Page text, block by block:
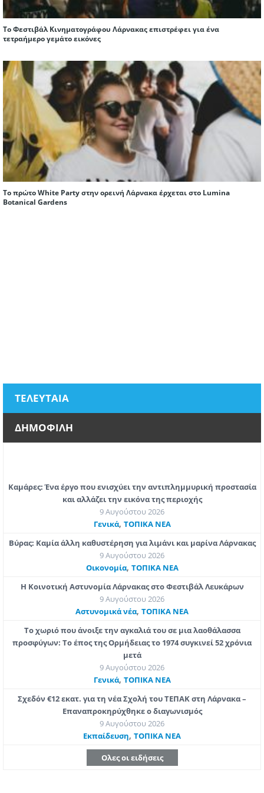
Το Φεστιβάλ Κινηματογράφου Λάρνακας επιστρέφει για ένα
τετραήμερο γεμάτο εικόνες
Το πρώτο White Party στην ορεινή Λάρνακα έρχεται στο Lumina
Botanical Gardens
ΤΕΛΕΥΤΑΙΑ
ΔΗΜΟΦΙΛΗ
Καμάρες: Ένα έργο που ενισχύει την αντιπλημμυρική προστασία
και αλλάζει την εικόνα της περιοχής
9 Αυγούστου 2026
Γενικά, ΤΟΠΙΚΑ ΝΕΑ
Βύρας: Καμία άλλη καθυστέρηση για λιμάνι και μαρίνα Λάρνακας
9 Αυγούστου 2026
Οικονομία, ΤΟΠΙΚΑ ΝΕΑ
Η Κοινοτική Αστυνομία Λάρνακας στο Φεστιβάλ Λευκάρων
9 Αυγούστου 2026
Aστυνομικά νέα, ΤΟΠΙΚΑ ΝΕΑ
Το χωριό που άνοιξε την αγκαλιά του σε μια λαοθάλασσα
προσφύγων: Το έπος της Ορμήδειας το 1974 συγκινεί 52 χρόνια
μετά
9 Αυγούστου 2026
Γενικά, ΤΟΠΙΚΑ ΝΕΑ
Σχεδόν €12 εκατ. για τη νέα Σχολή του ΤΕΠΑΚ στη Λάρνακα –
Επαναπροκηρύχθηκε ο διαγωνισμός
9 Αυγούστου 2026
Εκπαίδευση, ΤΟΠΙΚΑ ΝΕΑ
Ολες οι ειδήσεις